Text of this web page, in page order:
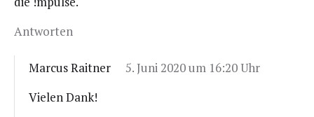
Antworten
Marcus Raitner
5. Juni 2020 um 16:20 Uhr
Vie­len Dank!